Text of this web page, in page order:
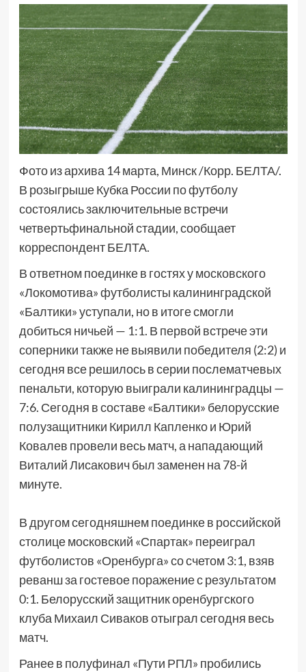
Фото из архива 14 марта, Минск /Корр. БЕЛТА/.
В розыгрыше Кубка России по футболу
состоялись заключительные встречи
четвертьфинальной стадии, сообщает
корреспондент БЕЛТА.
В ответном поединке в гостях у московского
«Локомотива» футболисты калининградской
«Балтики» уступали, но в итоге смогли
добиться ничьей — 1:1. В первой встрече эти
соперники также не выявили победителя (2:2) и
сегодня все решилось в серии послематчевых
пенальти, которую выиграли калининградцы —
7:6. Сегодня в составе «Балтики» белорусские
полузащитники Кирилл Капленко и Юрий
Ковалев провели весь матч, а нападающий
Виталий Лисакович был заменен на 78-й
минуте.
В другом сегодняшнем поединке в российской
столице московский «Спартак» переиграл
футболистов «Оренбурга» со счетом 3:1, взяв
реванш за гостевое поражение с результатом
0:1. Белорусский защитник оренбургского
клуба Михаил Сиваков отыграл сегодня весь
матч.
Ранее в полуфинал «Пути РПЛ» пробились